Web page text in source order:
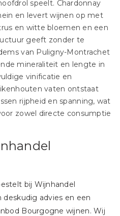
speelt. Chardonnay
en levert wijnen op met
en witte bloemen en een
geeft zonder te
van Puligny-Montrachet
mineraliteit en lengte in
vinificatie en
vaten ontstaat
rijpheid en spanning, wat
zowel directe consumptie
bij Wijnhandel
deskudig advies en een
Bourgogne wijnen. Wij